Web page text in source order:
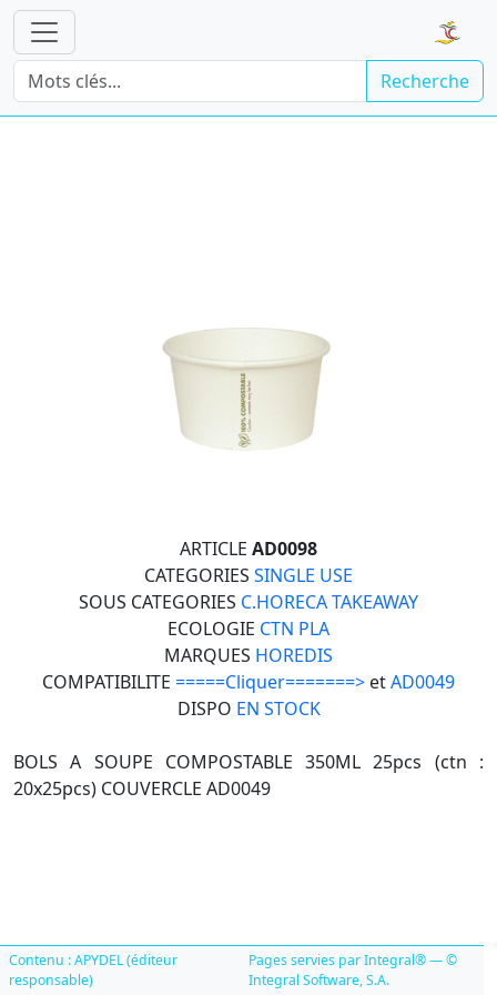
Recherche
ARTICLE AD0098
CATEGORIES SINGLE USE
SOUS CATEGORIES C.HORECA TAKEAWAY
ECOLOGIE CTN PLA
MARQUES HOREDIS
COMPATIBILITE =====Cliquer=======> etAD0049
DISPO EN STOCK
BOLS A SOUPE COMPOSTABLE 350ML 25pcs (ctn :
20x25pcs) COUVERCLE AD0049
Contenu : APYDEL (éditeur
responsable)
Pages servies par Integral® — ©
Integral Software, S.A.